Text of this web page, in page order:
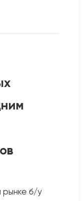
рынке б/у